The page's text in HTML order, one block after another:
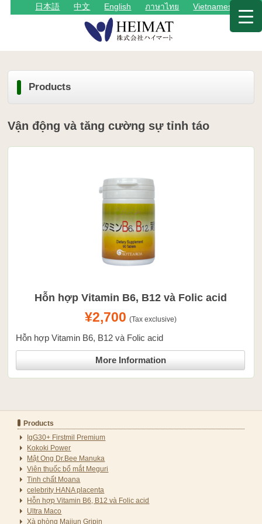
日本語 中文 English ภาษาไทย Vietnamese
Products
Vận động và tăng cường sự tỉnh táo
Hỗn hợp Vitamin B6, B12 và Folic acid
¥2,700 (Tax exclusive)
Hỗn hợp Vitamin B6, B12 và Folic acid
More Information
Products
IgG30+ Firstmil Premium
Kokoki Power
Mật Ong Dr.Bee Manuka
Viên thuốc bổ mắt Meguri
Tinh chất Moana
celebrity HANA placenta
Hỗn hợp Vitamin B6, B12 và Folic acid
Ultra Maco
Xà phòng Maijun Gripin